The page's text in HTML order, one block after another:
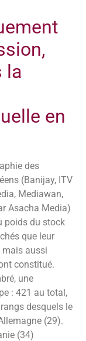
la
en
des
(Banijay, ITV
Mediawan,
Asacha Media)
poids du stock
que leur
aussi
constitué.
une
: 421 au total,
desquels le
(29).
(34)